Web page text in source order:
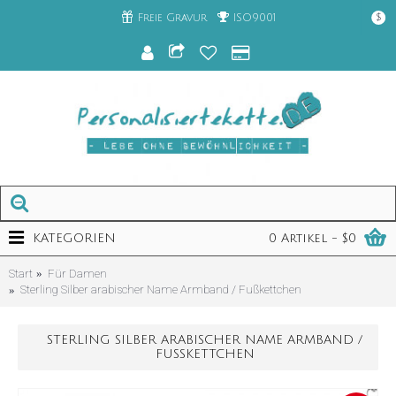
Freie Gravur ISO9001 $
0 Artikel - $0
KATEGORIEN
Start
Für Damen
Sterling Silber arabischer Name Armband / Fußkettchen
STERLING SILBER ARABISCHER NAME ARMBAND /
FUSSKETTCHEN